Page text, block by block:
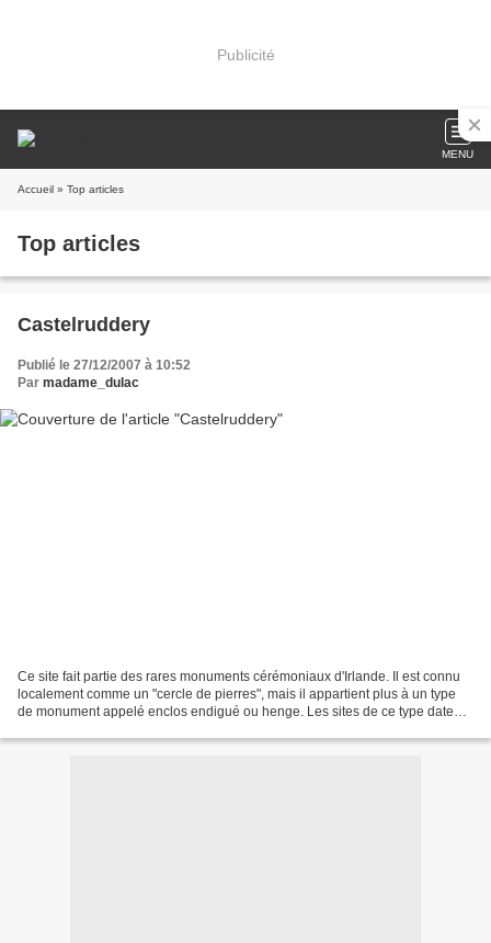
Publicité
MENU
Accueil » Top articles
Top articles
Castelruddery
Publié le 27/12/2007 à 10:52
Par madame_dulac
Ce site fait partie des rares monuments cérémoniaux d'Irlande. Il est connu
localement comme un "cercle de pierres", mais il appartient plus à un type
de monument appelé enclos endigué ou henge. Les sites de ce type datent